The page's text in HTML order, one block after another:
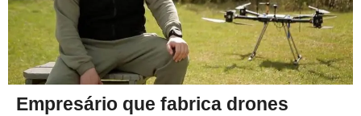
Empresário que fabrica drones